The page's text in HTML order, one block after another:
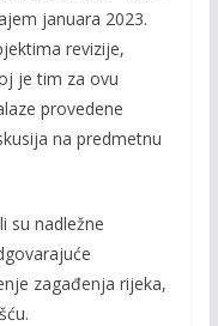
januara 2023.
revizije,
je tim za ovu
provedene
na predmetnu
su nadležne
zagađenja rijeka,